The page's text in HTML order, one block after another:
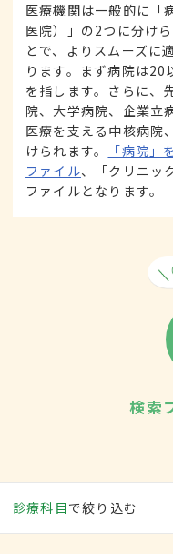
医療機関は一般的に「
医院）」の2つに分け
とで、よりスムーズに
ります。まず病院は20
を指します。さらに、
院、大学病院、企業立
医療を支える中核病院
けられます。
「病院」
ファイル、「クリニッ
ファイルとなります。
検索
診療科目で絞り込む